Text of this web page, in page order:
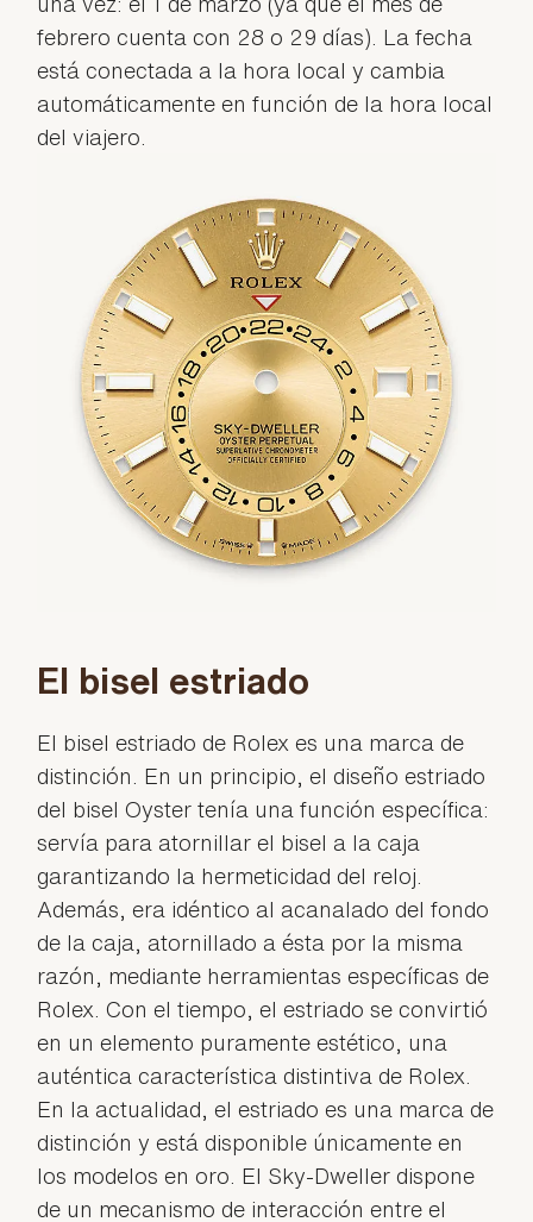
febrero cuenta con 28 o 29 días). La fecha
está conectada a la hora local y cambia
automáticamente en función de la hora local
del viajero.
El bisel estriado
El bisel estriado de Rolex es una marca de
distinción. En un principio, el diseño estriado
del bisel Oyster tenía una función específica:
servía para atornillar el bisel a la caja
garantizando la hermeticidad del reloj.
Además, era idéntico al acanalado del fondo
de la caja, atornillado a ésta por la misma
razón, mediante herramientas específicas de
Rolex. Con el tiempo, el estriado se convirtió
en un elemento puramente estético, una
auténtica característica distintiva de Rolex.
En la actualidad, el estriado es una marca de
distinción y está disponible únicamente en
los modelos en oro. El Sky-Dweller dispone
de un mecanismo de interacción entre el